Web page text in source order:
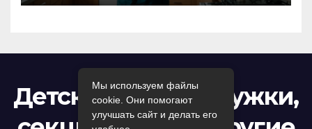
к дезинсекции квартир и
Детский досуг: кружки,
Мы используем файлы
cookie. Они помогают
улучшать сайт и делать его